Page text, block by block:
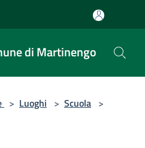
di Martinengo
> Luoghi > Scuola >